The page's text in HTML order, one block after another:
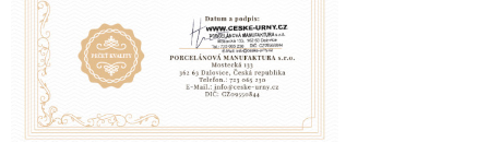
PROČ
POŘÍDIT
URNU
OD
NÁS?
VÝROBĚ